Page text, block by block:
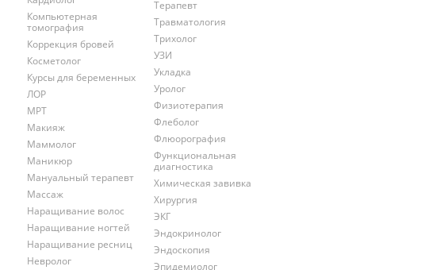
Компьютерная
томография
Коррекция бровей
Косметолог
Курсы для беременных
ЛОР
МРТ
Макияж
Маммолог
Маникюр
Мануальный терапевт
Массаж
Наращивание волос
Наращивание ногтей
Наращивание ресниц
Невролог
Терапевт
Травматология
Трихолог
УЗИ
Укладка
Уролог
Физиотерапия
Флеболог
Флюорография
Функциональная
диагностика
Химическая завивка
Хирургия
ЭКГ
Эндокринолог
Эндоскопия
Эпидемиолог